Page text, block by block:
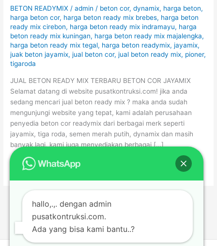
BETON READYMIX /admin/ beton cor,dynamix, harga beton,
harga beton cor, harga beton ready mix brebes, harga beton
ready mix cirebon, harga beton ready mix indramayu, harga
beton ready mix kuningan, harga beton ready mix majalengka,
harga beton ready mix tegal, harga beton readymix,jayamix,
juak beton jayamix,jual beton cor,jual beton ready mix, pioner,
tigaroda
JUAL BETON READY MIX TERBARU BETON COR JAYAMIX
Selamat datang di website pusatkontruksi.com! jika anda
sedang mencari jual beton ready mix ? maka anda sudah
mengunjungi website yang tepat, kami adalah perusahaan
penyedia beton cor readymix dari berbagai merk seperti
jayamix, tiga roda, semen merah putih, dynamix dan masih
banyak lagi, kami juga menyediakan berbagai […]
MIX
TERBARU
August
2026
Read More »
hallo,.,. dengan admin
pusatkontruksi.com.
Ada yang bisa kami bantu..?